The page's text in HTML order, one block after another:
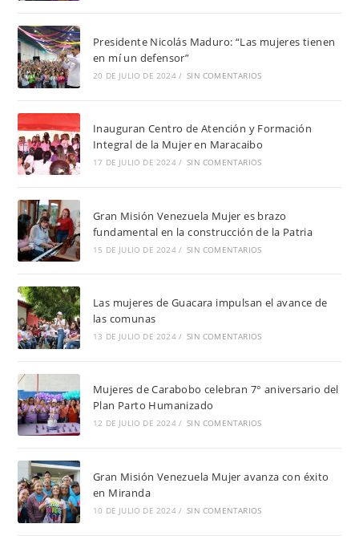
Presidente Nicolás Maduro: “Las mujeres tienen
en mí un defensor”
20 DE JULIO DE 2024 / SIN COMENTARIOS
Inauguran Centro de Atención y Formación
Integral de la Mujer en Maracaibo
17 DE JULIO DE 2024 / SIN COMENTARIOS
Gran Misión Venezuela Mujer es brazo
fundamental en la construcción de la Patria
15 DE JULIO DE 2024 / SIN COMENTARIOS
Las mujeres de Guacara impulsan el avance de
las comunas
13 DE JULIO DE 2024 / SIN COMENTARIOS
Mujeres de Carabobo celebran 7° aniversario del
Plan Parto Humanizado
12 DE JULIO DE 2024 / SIN COMENTARIOS
Gran Misión Venezuela Mujer avanza con éxito
en Miranda
10 DE JULIO DE 2024 / SIN COMENTARIOS